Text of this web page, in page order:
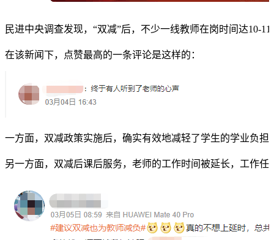
民进中央调查发现，“双减”后，不少一线教师在岗时间达10-
在该新闻下，点赞最高的一条评论是这样的：
一方面，双减政策实施后，确实有效地减轻了学生的学业负担
另一方面，双减后课后服务，老师的工作时间被延长，工作任